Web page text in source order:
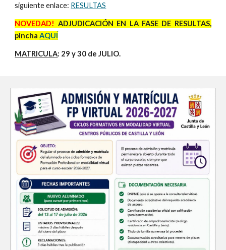
siguiente enlace: RESULTAS
NOVEDAD! ADJUDICACIÓN EN LA FASE DE RESULTAS,
pinchaAQUÍ
MATRICULA: 29 y 30 de JULIO.